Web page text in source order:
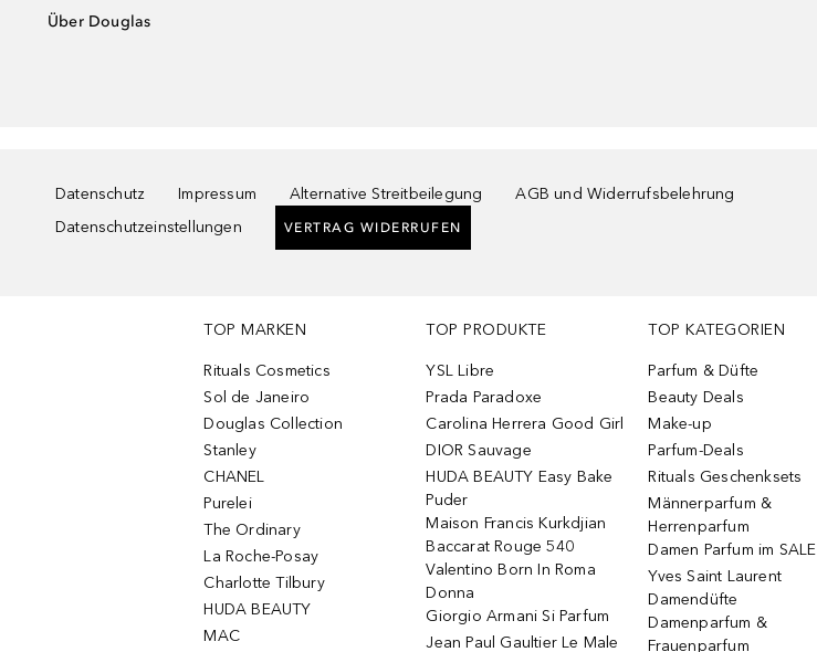
Über Douglas
Datenschutz Impressum Alternative Streitbeilegung
AGB und Widerrufsbelehrung
Datenschutzeinstellungen
VERTRAG WIDERRUFEN
TOP MARKEN
Rituals Cosmetics
Sol de Janeiro
Douglas Collection
Stanley
CHANEL
Purelei
The Ordinary
La Roche-Posay
Charlotte Tilbury
HUDA BEAUTY
MAC
TOP PRODUKTE
YSL Libre
Prada Paradoxe
Carolina Herrera Good Girl
DIOR Sauvage
HUDA BEAUTY Easy Bake
Puder
Maison Francis Kurkdjian
Baccarat Rouge 540
Valentino Born In Roma
Donna
Giorgio Armani Si Parfum
Jean Paul Gaultier Le Male
TOP KATEGORIEN
Parfum & Düfte
Beauty Deals
Make-up
Parfum-Deals
Rituals Geschenksets
Männerparfum &
Herrenparfum
Damen Parfum im SALE
Yves Saint Laurent
Damendüfte
Damenparfum &
Frauenparfum